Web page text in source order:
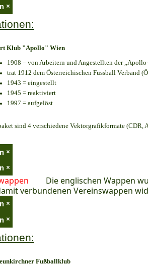
×
Klub "Apollo" Wien
1908 – von Arbeitern und Angestellten der
trat 1912 dem Österreichischen Fussball Verband
1943 = eingestellt
1945 = reaktiviert
1997 = aufgelöst
sind 4 verschiedene Vektorgrafikformate (CDR,
×
×
Die englischen Wappen
verbundenen Vereinswappen
×
×
Fußballklub